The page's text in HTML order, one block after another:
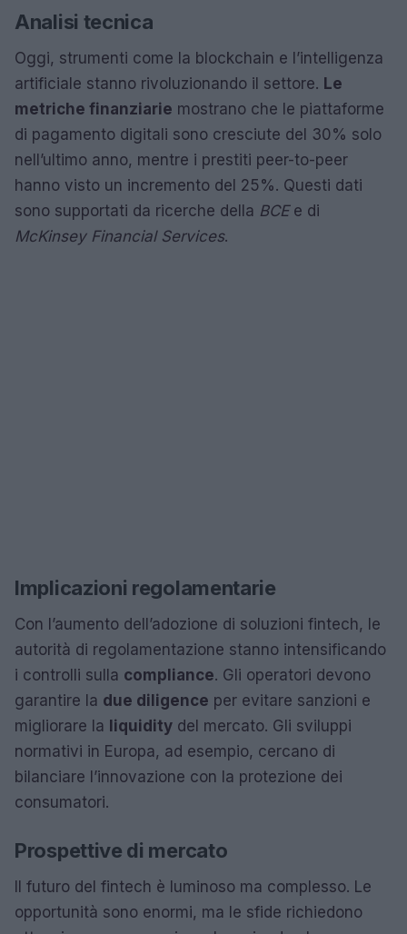
Analisi tecnica
Oggi, strumenti come la blockchain e l’intelligenza
artificiale stanno rivoluzionando il settore. Le
metriche finanziarie mostrano che le piattaforme
di pagamento digitali sono cresciute del 30% solo
nell’ultimo anno, mentre i prestiti peer-to-peer
hanno visto un incremento del 25%. Questi dati
sono supportati da ricerche della BCEe di
McKinsey Financial Services.
Implicazioni regolamentarie
Con l’aumento dell’adozione di soluzioni fintech, le
autorità di regolamentazione stanno intensificando
i controlli sulla compliance. Gli operatori devono
garantire la due diligence per evitare sanzioni e
migliorare la liquidity del mercato. Gli sviluppi
normativi in Europa, ad esempio, cercano di
bilanciare l’innovazione con la protezione dei
consumatori.
Prospettive di mercato
Il futuro del fintech è luminoso ma complesso. Le
opportunità sono enormi, ma le sfide richiedono